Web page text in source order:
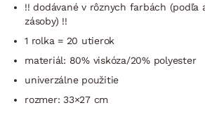
!! dodávané v rôznych farbách (podľa
zásoby) !!
1 rolka = 20 utierok
materiál: 80% viskóza/20% polyester
univerzálne použitie
rozmer: 33×27 cm